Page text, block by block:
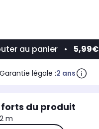
au panier • 5,99€
Garantie légale :2 ans
forts du produit
m